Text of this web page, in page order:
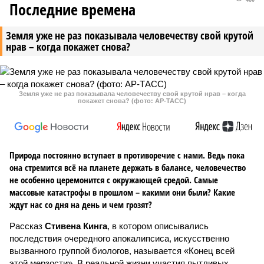
Земля уже не раз показывала человечеству свой крутой
нрав – когда покажет снова?
Последние времена
Земля уже не раз показывала человечеству свой крутой нрав – когда
покажет снова? (фото: АР-ТАСС)
Природа постоянно вступает в противоречие с нами. Ведь пока
она стремится всё на планете держать в балансе, человечество
не особенно церемонится с окружающей средой. Самые
массовые катастрофы в прошлом – какими они были? Какие
ждут нас со дня на день и чем грозят?
Рассказ Стивена Кинга, в котором описывались
последствия очередного апокалипсиса, искусственно
вызванного группой биологов, называется «Конец всей